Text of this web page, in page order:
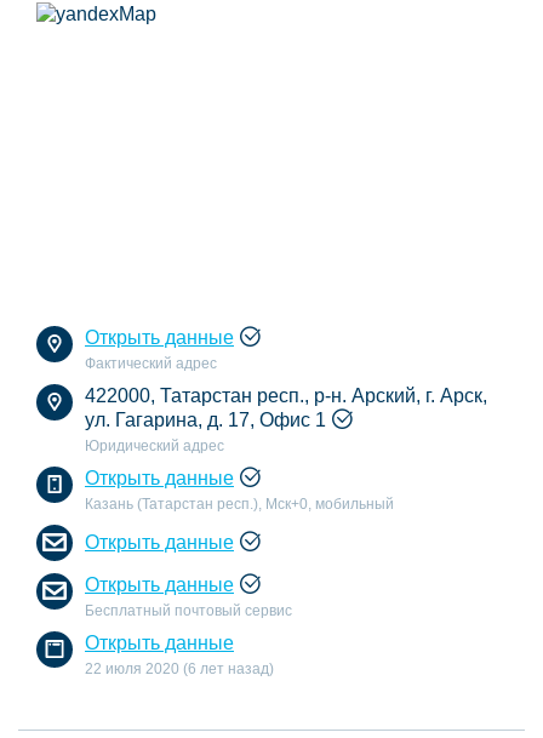
Открыть данные
Фактический адрес
422000, Татарстан респ., р-н. Арский, г. Арск,
ул. Гагарина, д. 17, Офис 1
Юридический адрес
Открыть данные
Казань (Татарстан респ.), Мск+0, мобильный
Открыть данные
Открыть данные
Бесплатный почтовый сервис
Открыть данные
22 июля 2020 (6 лет назад)